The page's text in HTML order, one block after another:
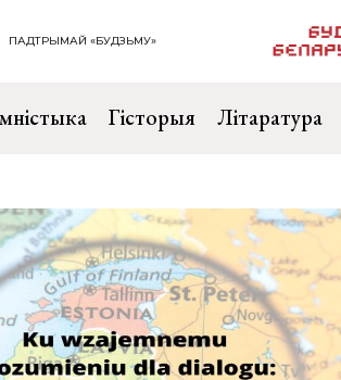
ПАДТРЫМАЙ «БУДЗЬМУ»
Гісторыя Літаратура